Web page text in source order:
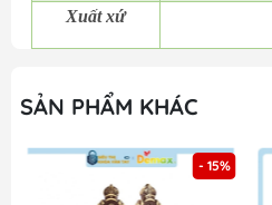
Xuất xứ
SẢN PHẨM KHÁC
- 15%